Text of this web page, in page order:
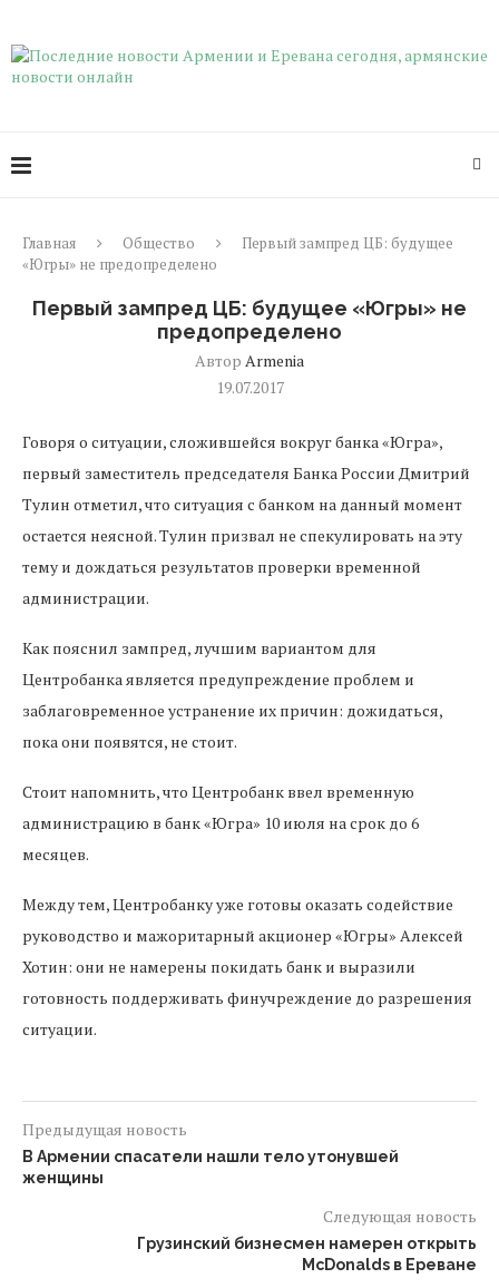
Главная Общество
Первый зампред ЦБ: будущее
«Югры» не предопределено
Первый зампред ЦБ: будущее «Югры» не
предопределено
Автор Armenia
19.07.2017
Говоря о ситуации, сложившейся вокруг банка «Югра»,
первый заместитель председателя Банка России Дмитрий
Тулин отметил, что ситуация с банком на данный момент
остается неясной. Тулин призвал не спекулировать на эту
тему и дождаться результатов проверки временной
администрации.
Как пояснил зампред, лучшим вариантом для
Центробанка является предупреждение проблем и
заблаговременное устранение их причин: дожидаться,
пока они появятся, не стоит.
Стоит напомнить, что Центробанк ввел временную
администрацию в банк «Югра» 10 июля на срок до 6
месяцев.
Между тем, Центробанку уже готовы оказать содействие
руководство и мажоритарный акционер «Югры» Алексей
Хотин: они не намерены покидать банк и выразили
готовность поддерживать финучреждение до разрешения
ситуации.
Предыдущая новость
В Армении спасатели нашли тело утонувшей
женщины
Следующая новость
Грузинский бизнесмен намерен открыть
McDonalds в Ереване